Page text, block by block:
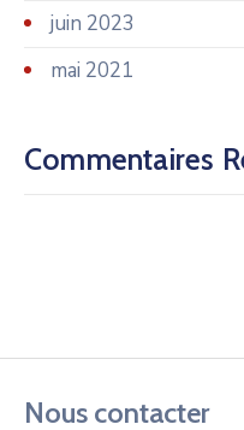
juin 2023
mai 2021
Commentaires
Nous contacter